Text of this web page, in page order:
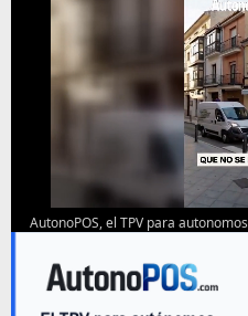
i
c
i
AutonoPOS, el TPV para autonomos